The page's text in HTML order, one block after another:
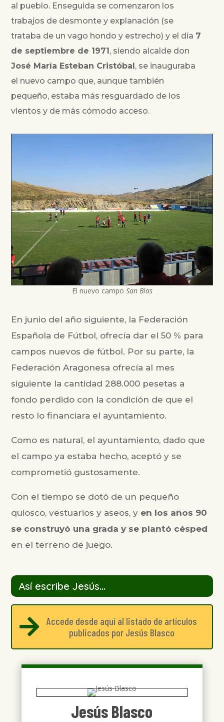
al pueblo. Enseguida se comenzaron los
trabajos de desmonte y explanación (se
trataba de un vago hondo y estrecho) y el día 7
de septiembre de 1971, siendo alcalde don
José María Esteban Cristóbal, se inauguraba
el nuevo campo que, aunque también
pequeño, estaba más resguardado de los
vientos y de más cómodo acceso.
El nuevo campo San Blas
En junio del año siguiente, la Federación
Española de Fútbol, ofrecía dar el 50 % para
campos nuevos de fútbol. Por su parte, la
Federación Aragonesa ofrecía al mes
siguiente la cantidad 288.000 pesetas a
fondo perdido con la condición de que el
resto lo financiara el ayuntamiento.
Como es natural, el ayuntamiento, dado que
el campo ya estaba hecho, aceptó y se
comprometió gustosamente.
Con el tiempo se dotó de un pequeño
quiosco, vestuarios y aseos, y en los años 90
se construyó una grada y se plantó césped
en el terreno de juego.
Así escribe Jesús...

Accede desde aquí al listado de artículos
publicados por Jesús Blasco
Jesús Blasco